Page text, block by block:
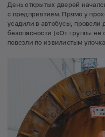
День открытых дверей
с предприятием. Прямо у
усадили в автобусы, провели
безопасности («От группы не
повезли по извилистым